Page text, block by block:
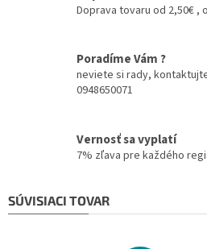
Doprava tovaru od 2,50€ ,
Poradíme Vám ?
neviete si rady,
0948650071
Vernosť sa vyplatí
7% zľava pre každého
SÚVISIACI TOVAR